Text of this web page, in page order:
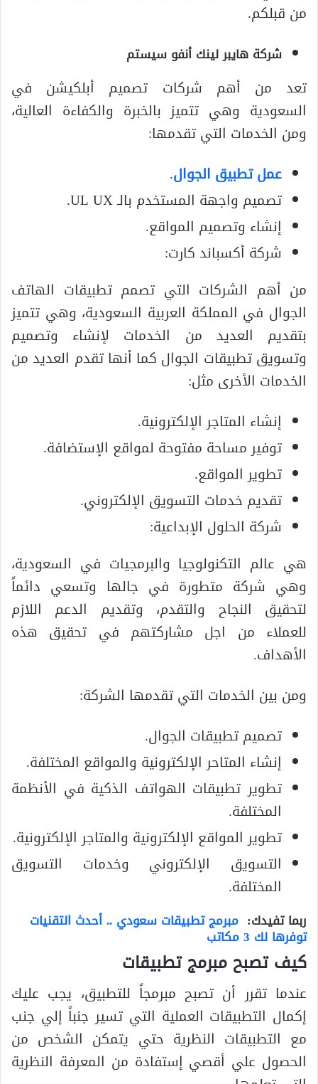
من قبلكم.
شركة هايبر لينك أنفو سيستم
تعد من أهم شركات تصميم أبلكيشن في
السعودية وهي تتميز بالخبرة والكفاءة العالية،
ومن الخدمات التي تقدمها:
عمل تطبيق الجوال.
تصميم واجهة المستخدم بالـ UL UX.
إنشاء وتصميم المواقع.
شركة أكسباند كارت:
من أهم الشركات التي تصمم تطبيقات الهاتف
الجوال في المملكة العربية السعودية، وهي تتميز
بتقديم العديد من الخدمات لإنشاء وتصميم
وتسويق تطبيقات الجوال كما أنها تقدم العديد من
الخدمات الأخرى مثل:
إنشاء المتاجر الإلكترونية.
توفير مساحة مفتوحة لمواقع الإستضافة.
تطوير المواقع.
تقديم خدمات التسويق الإلكتروني.
شركة الحلول الإبداعية:
هي عالم التكنولوجيا والبرمجيات في السعودية،
وهي شركة متطورة في جالها وتسعي دائماً
لتحقيق النجاح والتقدم، وتقديم الدعم اللازم
للعملاء من اجل مشاركتهم في تحقيق هذه
الأهداف.
ومن بين الخدمات التي تقدمها الشركة:
تصميم تطبيقات الجوال.
إنشاء المتاحر الإلكترونية والمواقع المختلفة.
تطوير تطبيقات الهواتف الذكية في الأنظمة
المختلفة.
تطوير المواقع الإلكترونية والمتاجر الإلكترونية.
التسويق الإلكتروني وخدمات التسويق
المختلفة.
ربما تفيدك: مبرمج تطبيقات سعودي .. أحدث التقنيات
توفرها لك 3 مكاتب
كيف تصبح مبرمج تطبيقات
عندما تقرر أن تصبح مبرمجاً للتطبيق، يجب عليك
إكمال التطبيقات العملية التي تسير جنباً إلي جنب
مع التطبيقات النظرية حتي يتمكن الشخص من
الحصول علي أقصي إستفادة من المعرفة النظرية